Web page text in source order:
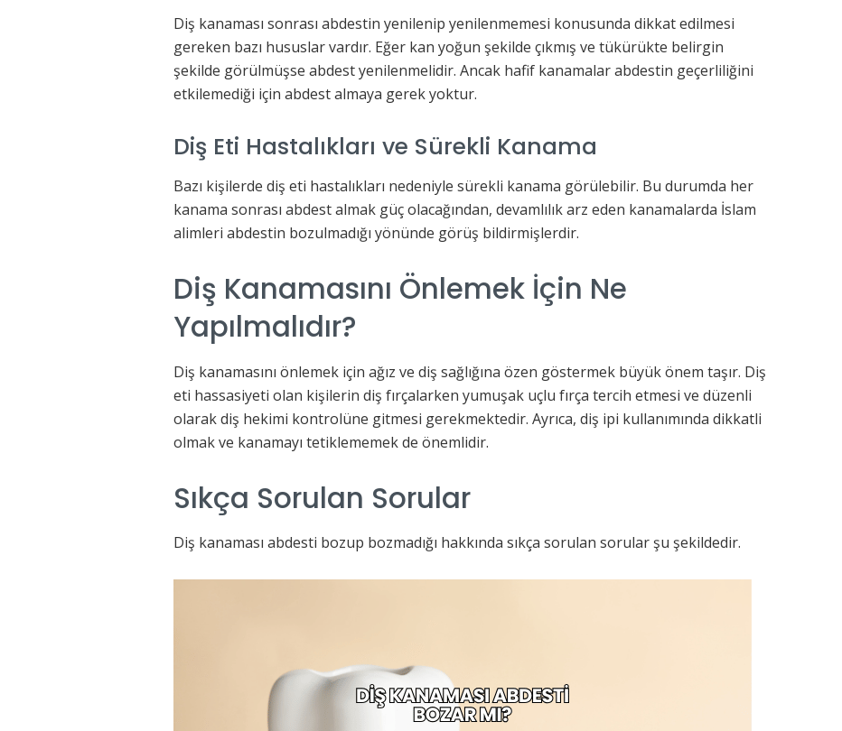
Diş kanaması sonrası abdestin yenilenip yenilenmemesi konusunda dikkat edilmesi
gereken bazı hususlar vardır. Eğer kan yoğun şekilde çıkmış ve tükürükte belirgin
şekilde görülmüşse abdest yenilenmelidir. Ancak hafif kanamalar abdestin geçerliliğini
etkilemediği için abdest almaya gerek yoktur.
Diş Eti Hastalıkları ve Sürekli Kanama
Bazı kişilerde diş eti hastalıkları nedeniyle sürekli kanama görülebilir. Bu durumda her
kanama sonrası abdest almak güç olacağından, devamlılık arz eden kanamalarda İslam
alimleri abdestin bozulmadığı yönünde görüş bildirmişlerdir.
Diş Kanamasını Önlemek İçin Ne
Yapılmalıdır?
Diş kanamasını önlemek için ağız ve diş sağlığına özen göstermek büyük önem taşır. Diş
eti hassasiyeti olan kişilerin diş fırçalarken yumuşak uçlu fırça tercih etmesi ve düzenli
olarak diş hekimi kontrolüne gitmesi gerekmektedir. Ayrıca, diş ipi kullanımında dikkatli
olmak ve kanamayı tetiklememek de önemlidir.
Sıkça Sorulan Sorular
Diş kanaması abdesti bozup bozmadığı hakkında sıkça sorulan sorular şu şekildedir.